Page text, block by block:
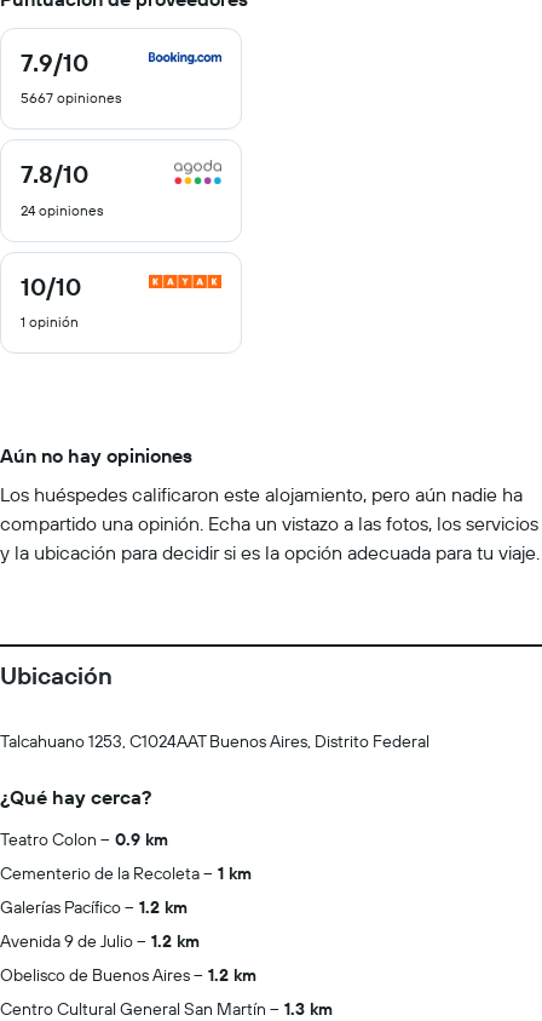
7.9/10
7.9
10
5667 opiniones
7.8/10
7.8
10
24 opiniones
10/10
10
10
1 opinión
Aún no hay opiniones
Los huéspedes calificaron este alojamiento, pero aún nadie ha
compartido una opinión. Echa un vistazo a las fotos, los servicios
y la ubicación para decidir si es la opción adecuada para tu viaje.
Ubicación
Talcahuano 1253, C1024AAT Buenos Aires, Distrito Federal
¿Qué hay cerca?
Teatro Colon
0.9 km
Cementerio de la Recoleta
1 km
Galerías Pacífico
1.2 km
Avenida 9 de Julio
1.2 km
Obelisco de Buenos Aires
1.2 km
Centro Cultural General San Martín
1.3 km